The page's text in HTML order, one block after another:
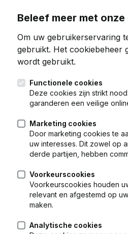
gegevensvan B.V.
vragen
Beleef meer met
Om uw gebruikerservaring
gebruikt. Het cookiebeheer
wordt gebruikt.
Functionele cookies
Deze cookies zijn strikt
garanderen een veilige
Marketing cookies
Door marketing cookies te
uw interesses. Dit zowel op
derde partijen, hebben
Voorkeurscookies
Voorkeurscookies houden
relevant en afgestemd op
maken.
Analytische cookies